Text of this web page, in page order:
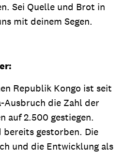
Sei Quelle und Brot in
mit deinem Segen.
Republik Kongo ist seit
Ausbruch die Zahl der
auf 2.500 gestiegen.
bereits gestorben. Die
und die Entwicklung als